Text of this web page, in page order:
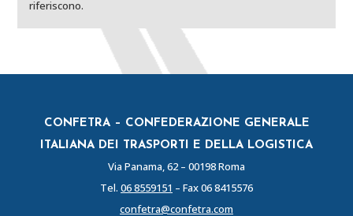
riferiscono.
CONFETRA – CONFEDERAZIONE GENERALE
ITALIANA DEI TRASPORTI E DELLA LOGISTICA
Via Panama, 62 – 00198 Roma
Tel. 06 8559151 – Fax 06 8415576
confetra@confetra.com